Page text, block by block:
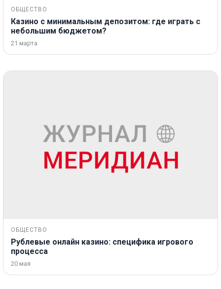
ОБЩЕСТВО
Казино с минимальным депозитом: где играть с
небольшим бюджетом?
21 марта
ОБЩЕСТВО
Рублевые онлайн казино: специфика игрового
процесса
20 мая